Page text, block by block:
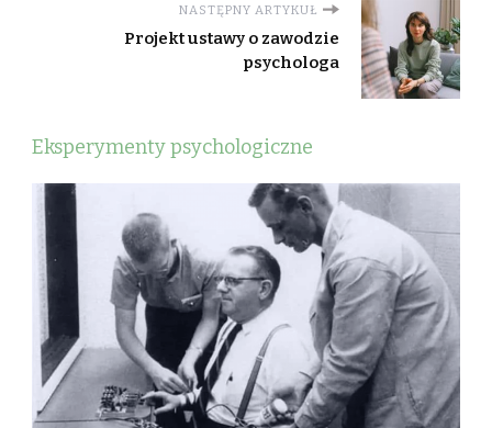
NASTĘPNY ARTYKUŁ
Projekt ustawy o zawodzie
psychologa
Eksperymenty psychologiczne